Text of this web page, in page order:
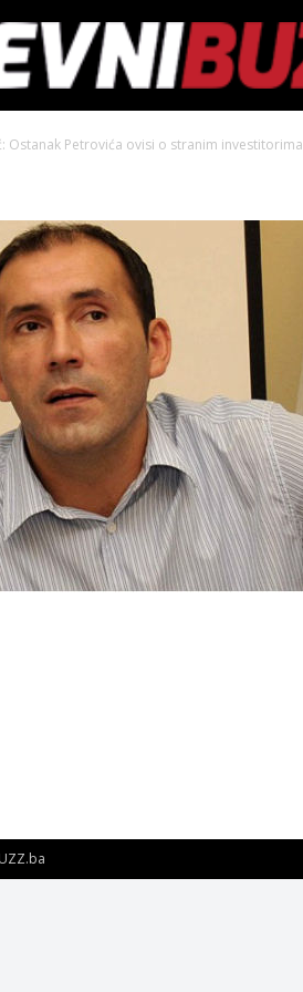
Ostanak Petrovića ovisi o stranim investitorima